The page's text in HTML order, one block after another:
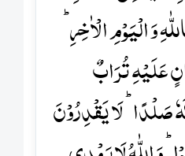
وَ الۡیَوۡمِ الۡاٰخِرِؕ
عَلَیۡہِ تُرَابٌ
صَلۡدًا ؕ لَا یَقۡدِرُوۡنَ